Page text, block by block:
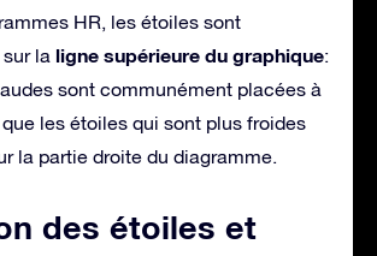
HR, les étoiles sont
la ligne supérieure du graphique:
sont communément placées à
les étoiles qui sont plus froides
la partie droite du diagramme.
des étoiles et